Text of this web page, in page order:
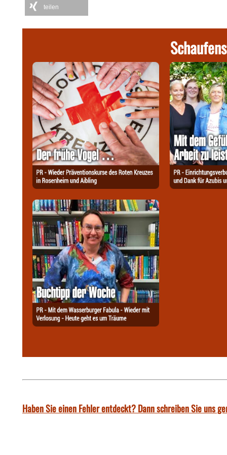
teilen
Haben Sie einen Fehler entdeckt? Dann schreiben Sie uns